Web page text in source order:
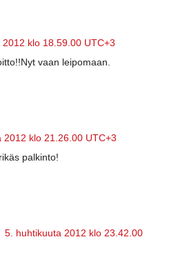
klo 18.59.00 UTC+3
vaan leipomaan.
2012 klo 21.26.00 UTC+3
palkinto!
5. huhtikuuta 2012 klo 23.42.00